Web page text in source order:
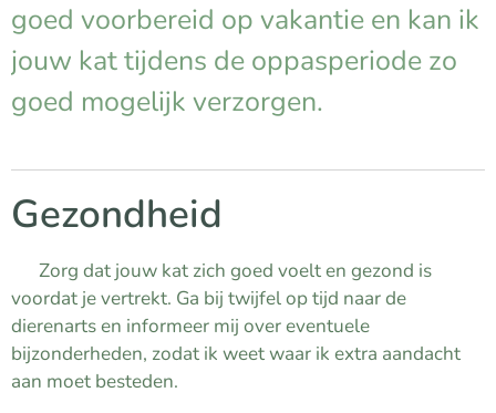
goed voorbereid op vakantie en kan ik
jouw kat tijdens de oppasperiode zo
goed mogelijk verzorgen.
Gezondheid
✔ Zorg dat jouw kat zich goed voelt en gezond is
voordat je vertrekt. Ga bij twijfel op tijd naar de
dierenarts en informeer mij over eventuele
bijzonderheden, zodat ik weet waar ik extra aandacht
aan moet besteden.